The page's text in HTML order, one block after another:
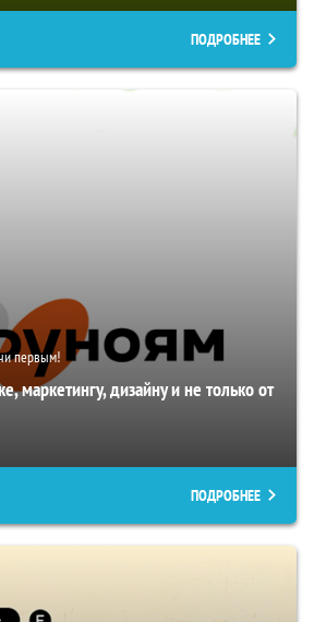
ПОДРОБНЕЕ
первым!
маркетингу, дизайну и не только от
ПОДРОБНЕЕ